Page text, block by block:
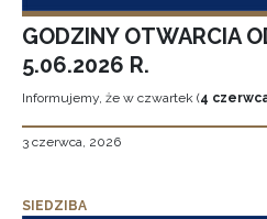
GODZINY OTWARCIA
5.06.2026 R.
Informujemy, że w czwartek (4
3 czerwca, 2026
SIEDZIBA